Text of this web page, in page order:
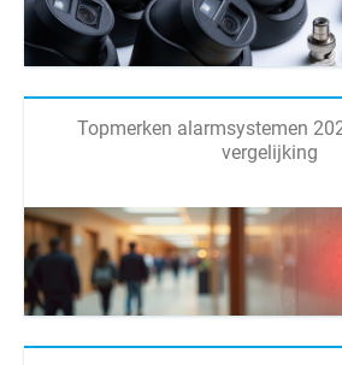
Topmerken alarmsystemen
vergelijking